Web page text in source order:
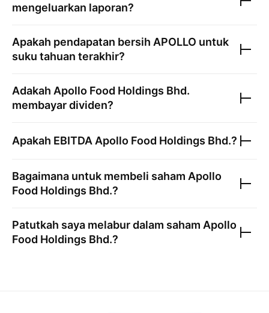
mengeluarkan laporan?
Apakah pendapatan bersih APOLLO untuk
suku tahuan terakhir?
Adakah Apollo Food Holdings Bhd.
membayar dividen?
Apakah EBITDA Apollo Food Holdings Bhd.?
Bagaimana untuk membeli saham Apollo
Food Holdings Bhd.?
Patutkah saya melabur dalam saham Apollo
Food Holdings Bhd.?